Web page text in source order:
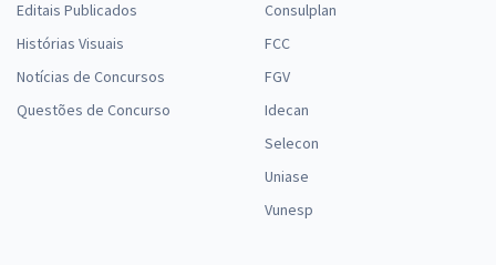
Editais Publicados
Histórias Visuais
Notícias de Concursos
Questões de Concurso
Consulplan
FCC
FGV
Idecan
Selecon
Uniase
Vunesp